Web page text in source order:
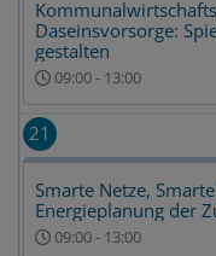
Daseinsvorsorge:
gestalten
09:00- 13:00
21
Smarte Netze,
Energieplanung der
09:00- 13:00